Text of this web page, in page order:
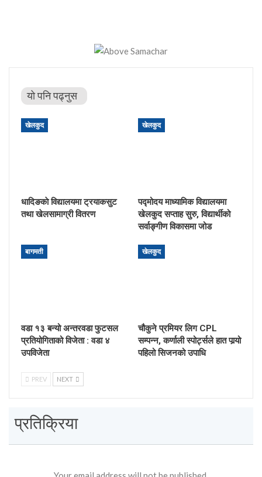
यो पनि पढ्नुस
खेलकुद
धादिङकाे विद्यालयमा ट्रयाकसुट
तथा खेलसामाग्री वितरण
खेलकुद
पद्मोदय माध्यामिक विद्यालयमा
खेलकुद सप्ताह सुरु, विद्यार्थीको
सर्वाङ्गीण विकासमा जोड
बागमती
वडा १३ बन्यो अन्तरवडा फुटसल
प्रतियोगिताको विजेता : वडा ४
उपविजेता
खेलकुद
चौकुने प्रमियर लिग CPL
सम्पन्न, कर्णाली स्पोर्ट्सले हात पार्‍यो
पहिलो सिजनको उपाधि
PREV NEXT
प्रतिक्रिया